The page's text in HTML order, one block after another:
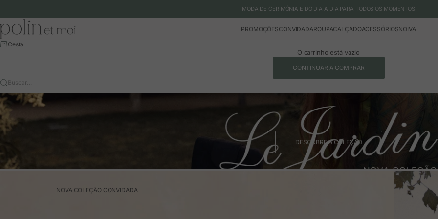
MODA DE CERIMÓNIA E DO DIA A DIA PARA TODOS OS MOMENTOS
Polín et moi - EU
PROMOÇÕESCONVIDADAROUPACALÇADOACESSÓRIOSNOIVA
Cesta
O carrinho está vazio
CONTINUAR A COMPRAR
Buscar…
DESCUBRE A COLEÇÃO
NOVA COLEÇÃO CONVIDADA